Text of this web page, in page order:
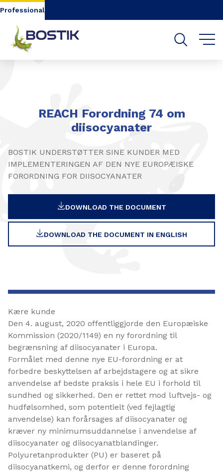
Go to content
Professional
REACH Forordning 74 om
diisocyanater
BOSTIK UNDERSTØTTER SINE KUNDER MED
IMPLEMENTERINGEN AF DEN NYE EUROPÆISKE
FORORDNING FOR DIISOCYANATER
DOWNLOAD THE DOCUMENT
DOWNLOAD THE DOCUMENT IN ENGLISH
Kære kunde
Den 4. august, 2020 offentliggjorde den Europæiske
Kommission (2020/1149) en ny forordning til
begrænsning af diisocyanater i Europa.
Formålet med denne nye EU-forordning er at
forbedre beskyttelsen af arbejdstagere og at sikre
anvendelse af bedste praksis i hele EU i forhold til
sundhed og sikkerhed. Den er rettet mod luftvejs- og
hudfølsomhed, som potentielt (ved fejlagtig
anvendelse) kan forårsages af diisocyanater og
kræver ny minimumsuddannelse i anvendelse af
diisocyanater og diisocyanatblandinger.
Polyuretanprodukter (PU) er baseret på
diisocyanatkemi, og derfor er denne forordning